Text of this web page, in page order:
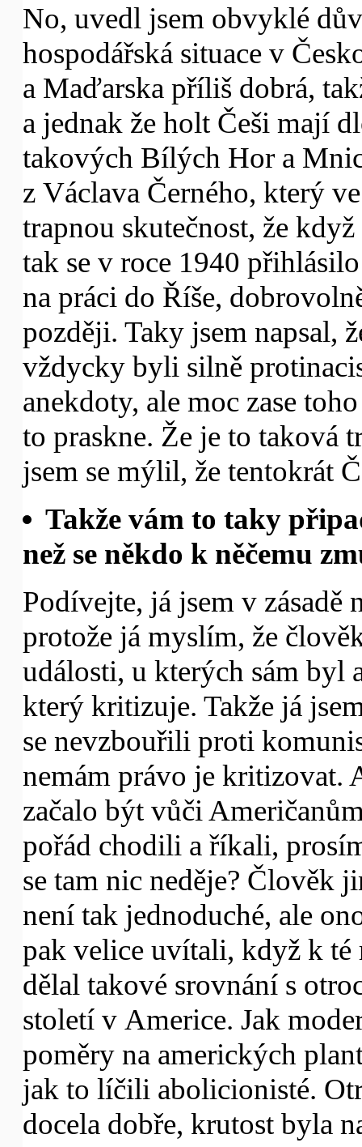
No, uvedl jsem obvyklé
hospodářská situace v
a Maďarska příliš dobrá,
a jednak že holt Češi mají
takových Bílých Hor a
z Václava Černého, který
trapnou skutečnost, že
tak se v roce 1940
na práci do Říše,
později. Taky jsem napsal,
vždycky byli silně
anekdoty, ale moc zase
to praskne. Že je to taková
jsem se mýlil, že tentokrát
Takže vám to taky
než se někdo k něčemu
Podívejte, já jsem v
protože já myslím, že
události, u kterých sám byl
který kritizuje. Takže já
se nevzbouřili proti
nemám právo je kritizovat.
začalo být vůči
pořád chodili a říkali,
se tam nic neděje? Člověk
není tak jednoduché, ale
pak velice uvítali, když k té
dělal takové srovnání s
století v Americe. Jak
poměry na amerických
jak to líčili abolicionisté.
docela dobře, krutost byla